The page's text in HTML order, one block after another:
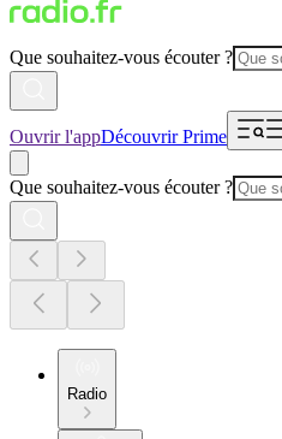
Que souhaitez-vous écouter ?
Ouvrir l'appDécouvrir Prime
Que souhaitez-vous écouter ?
Radio